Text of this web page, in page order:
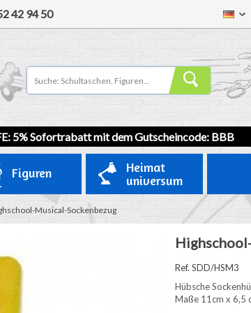
42 94 50
5% Sofortrabatt mit dem Gutscheincode: BBB
Figuren
Heimat
universum
Musical-Sockenbezug
Ref. SDD/HSM3
Hübsche
Maße 11cm x 6,5